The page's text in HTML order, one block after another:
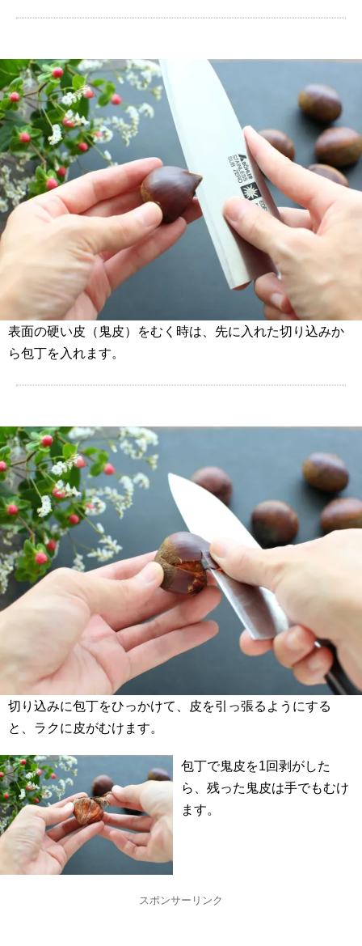
表面の硬い皮（鬼皮）をむく時は、先に入れた切り込みか
ら包丁を入れます。
切り込みに包丁をひっかけて、皮を引っ張るようにする
と、ラクに皮がむけます。
包丁で鬼皮を1回剥がした
ら、残った鬼皮は手でもむけ
ます。
スポンサーリンク